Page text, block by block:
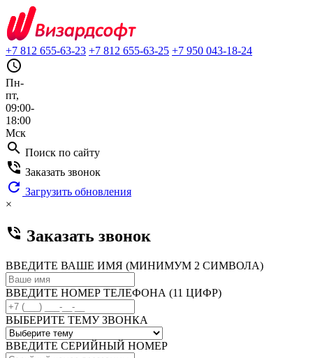
+7 812 655-63-23 +7 812 655-63-25 +7 950 043-18-24
query_builder
Пн-
пт,
09:00-
18:00
Мск
search Поиск по сайту
phone_in_talk Заказать звонок
refresh Загрузить обновления
×
phone_in_talk Заказать звонок
ВВЕДИТЕ ВАШЕ ИМЯ (МИНИМУМ 2 СИМВОЛА)
ВВЕДИТЕ НОМЕР ТЕЛЕФОНА (11 ЦИФР)
ВЫБЕРИТЕ ТЕМУ ЗВОНКА
ВВЕДИТЕ СЕРИЙНЫЙ НОМЕР